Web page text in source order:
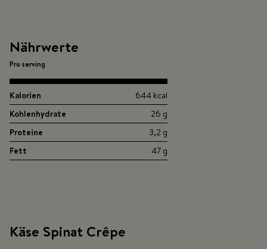
Nährwerte
Pro serving
Kalorien
644 kcal
Kohlenhydrate
26 g
Proteine
3,2 g
Fett
47 g
Käse Spinat Crêpe